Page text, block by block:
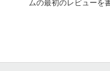
ムの最初のレビューを